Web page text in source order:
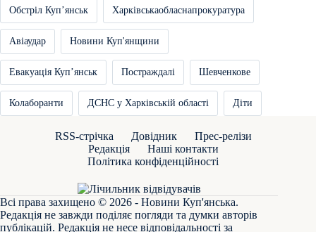
Обстріл Купʼянськ Харківськаобласнапрокуратура
Авіаудар Новини Куп'янщини
Евакуація Купʼянськ Постраждалі Шевченкове
Колаборанти ДСНС у Харківській області Діти
RSS-стрічка Довідник
Прес-релізи
Редакція
Наші контакти
Політика конфіденційності
Всі права захищено © 2026 - Новини Куп'янська.
Редакція не завжди поділяє погляди та думки авторів
публікацій. Редакція не несе відповідальності за